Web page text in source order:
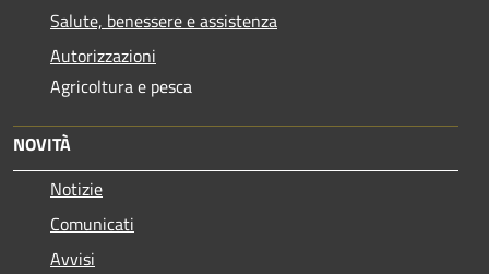
Salute, benessere e assistenza
Autorizzazioni
Agricoltura e pesca
NOVITÀ
Notizie
Comunicati
Avvisi